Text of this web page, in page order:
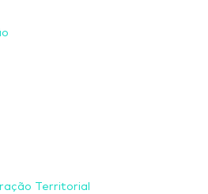
Territorial